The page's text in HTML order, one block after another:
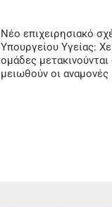
Νέο επιχειρησιακό
Υπουργείου Υγείας:
ομάδες μετακινούνται
μειωθούν οι αναμονές